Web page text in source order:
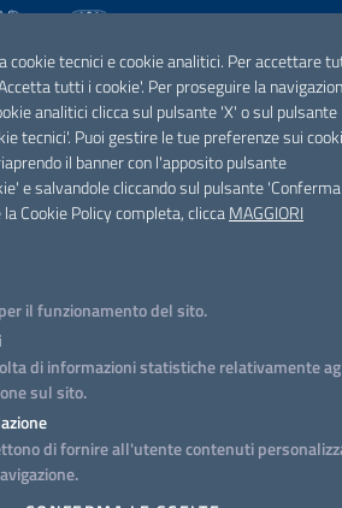
cookie tecnici e cookie analitici. Per accettare
tutti i cookie'. Per proseguire la
analitici clicca sul pulsante 'X' o sul pulsante
tecnici'. Puoi gestire le tue preferenze sui
il banner con l'apposito pulsante
e salvandole cliccando sul pulsante
Cookie Policy completa, cliccaMAGGIORI
il funzionamento del sito.
di informazioni statistiche relativamente
sul sito.
di fornire all'utente contenuti
InstagramLinkedin